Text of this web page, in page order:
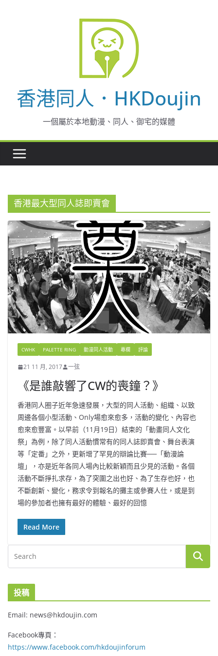
香港同人．HKDoujin
一個屬於本地動漫、同人、御宅的媒體
香港最大型同人誌即賣會
CWHK PALETTE RING 動漫同人活動 專欄 評論
21 11 月, 2017 一弦
《是誰敲響了CW的喪鐘？》
香港同人圈子近年急速發展，大型的同人活動、組織、以致
周邊各個小型活動、Only場愈來愈多，活動的變化、內容也
愈來愈豐富。以早前（11月19日）結束的「動畫同人文化
祭」為例，除了同人活動慣常有的同人誌即賣會、舞台表演
等「定番」之外，更新增了罕見的辯論比賽──「動漫論
壇」，亦是近年各同人場內比較新穎而且少見的活動。各個
活動不斷掙扎求存，為了突圍之出也好、為了生存也好，也
不斷創新、變化，務求令到報名的攤主或參賽人仕，或是到
場的參加者也擁有最好的體驗、最好的回憶
Read More
投稿
Email: news@hkdoujin.com
Facebook專頁：
https://www.facebook.com/hkdoujinforum